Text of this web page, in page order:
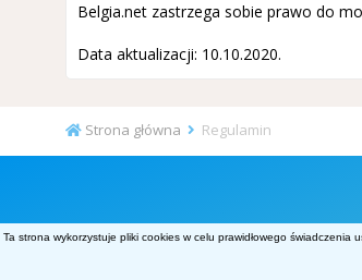
Belgia.net zastrzega sobie prawo do
Data aktualizacji: 10.10.2020.
Strona główna Regulamin
Ta strona wykorzystuje pliki cookies w celu prawidłowego